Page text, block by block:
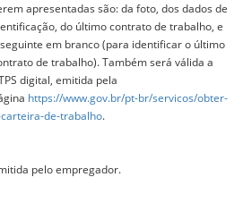
apresentadas são: da foto, dos dados de
do último contrato de trabalho, e
em branco (para identificar o último
de trabalho). Também será válida a
digital, emitida pela
https://www.gov.br/pt-br/servicos/obter-
de-trabalho.
pelo empregador.